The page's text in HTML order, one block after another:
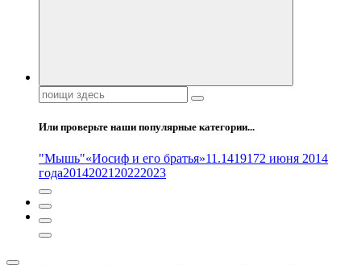
Поиск:
Или проверьте наши популярные категории...
"Мышь"«Иосиф и его братья»11.1419172 июня 2014
года20142021 20222023